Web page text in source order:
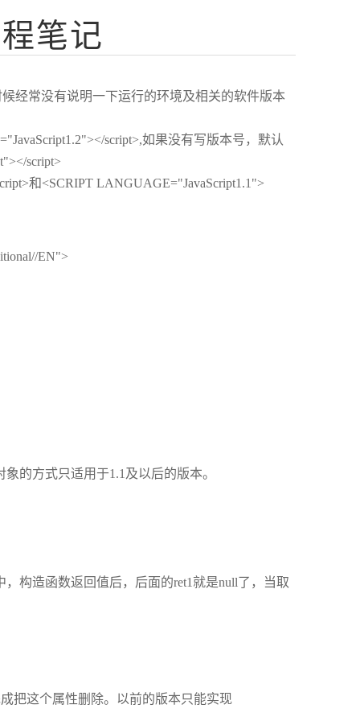
笔记
经常没有说明一下运行的环境及相关的软件版本
script>,如果没有写版本号，默认
script>
和<SCRIPT LANGUAGE="JavaScript1.1">
EN">
象的方式只适用于1.1及以后的版本。
构造函数返回值后，后面的ret1就是null了，当取
把这个属性删除。以前的版本只能实现